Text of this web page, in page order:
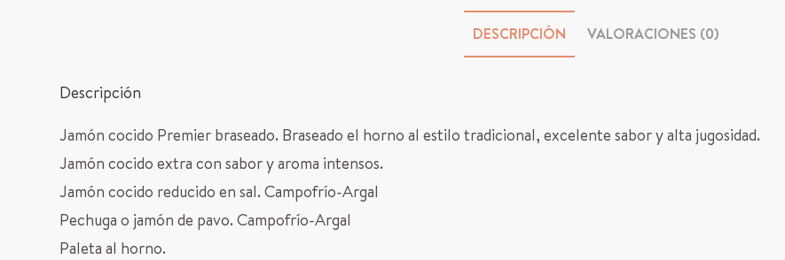
DESCRIPCIÓN VALORACIONES (0)
Descripción
Jamón cocido Premier braseado. Braseado el horno al estilo tradicional, excelente sabor y alta jugosidad.
Jamón cocido extra con sabor y aroma intensos.
Jamón cocido reducido en sal. Campofrío-Argal
Pechuga o jamón de pavo. Campofrío-Argal
Paleta al horno.